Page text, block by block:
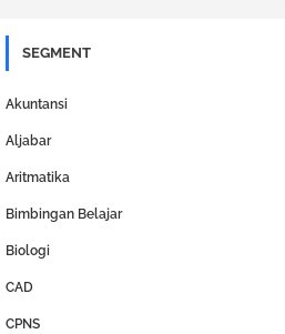
SEGMENT
Akuntansi
Aljabar
Aritmatika
Bimbingan Belajar
Biologi
CAD
CPNS